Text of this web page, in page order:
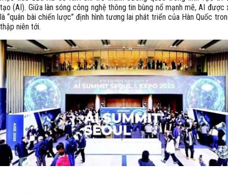
tạo (AI). Giữa làn sóng công nghệ thông tin bùng nổ mạnh mẽ, AI được
là “quân bài chiến lược” định hình tương lai phát triển của Hàn Quốc
thập niên tới.